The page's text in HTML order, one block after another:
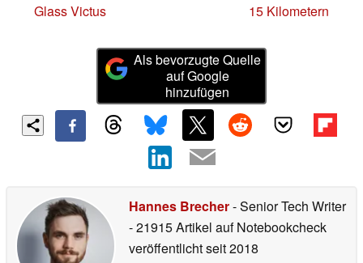
Glass Victus
15 Kilometern
Als bevorzugte Quelle
auf Google
hinzufügen
Hannes Brecher- Senior Tech Writer
- 21915 Artikel auf Notebookcheck
veröffentlichtseit 2018